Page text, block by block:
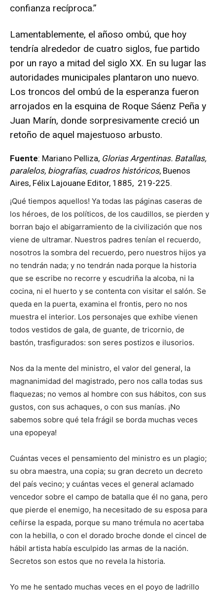
confianza recíproca.”
Lamentablemente, el añoso ombú, que hoy
tendría alrededor de cuatro siglos, fue partido
por un rayo a mitad del siglo XX. En su lugar las
autoridades municipales plantaron uno nuevo.
Los troncos del ombú de la esperanza fueron
arrojados en la esquina de Roque Sáenz Peña y
Juan Marín, donde sorpresivamente creció un
retoño de aquel majestuoso arbusto.
Fuente: Mariano Pelliza, Glorias Argentinas. Batallas,
paralelos, biografías, cuadros históricos, Buenos
Aires, Félix Lajouane Editor, 1885, 219-225.
¡Qué tiempos aquellos! Ya todas las páginas caseras de
los héroes, de los políticos, de los caudillos, se pierden y
borran bajo el abigarramiento de la civilización que nos
viene de ultramar. Nuestros padres tenían el recuerdo,
nosotros la sombra del recuerdo, pero nuestros hijos ya
no tendrán nada; y no tendrán nada porque la historia
que se escribe no recorre y escudriña la alcoba, ni la
cocina, ni el huerto y se contenta con visitar el salón. Se
queda en la puerta, examina el frontis, pero no nos
muestra el interior. Los personajes que exhibe vienen
todos vestidos de gala, de guante, de tricornio, de
bastón, trasfigurados: son seres postizos e ilusorios.
Nos da la mente del ministro, el valor del general, la
magnanimidad del magistrado, pero nos calla todas sus
flaquezas; no vemos al hombre con sus hábitos, con sus
gustos, con sus achaques, o con sus manías. ¡No
sabemos sobre qué tela frágil se borda muchas veces
una epopeya!
Cuántas veces el pensamiento del ministro es un plagio;
su obra maestra, una copia; su gran decreto un decreto
del país vecino; y cuántas veces el general aclamado
vencedor sobre el campo de batalla que él no gana, pero
que pierde el enemigo, ha necesitado de su esposa para
ceñirse la espada, porque su mano trémula no acertaba
con la hebilla, o con el dorado broche donde el cincel de
hábil artista había esculpido las armas de la nación.
Secretos son estos que no revela la historia.
Yo me he sentado muchas veces en el poyo de ladrillo